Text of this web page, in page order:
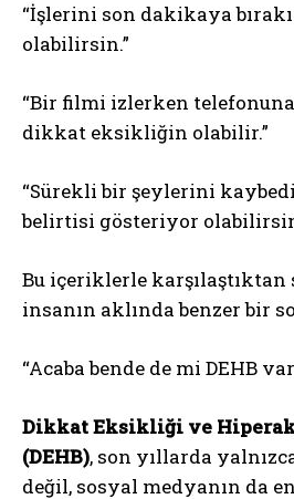
“İşlerini son dakikaya
olabilirsin.”
“Bir filmi izlerken
dikkat eksikliğin olabilir.”
“Sürekli bir şeylerini
belirtisi gösteriyor
Bu içeriklerle karşılaştıktan
insanın aklında benzer bir
“Acaba bende de mi DEHB
Dikkat Eksikliği ve
(DEHB), son yıllarda
değil, sosyal medyanın da